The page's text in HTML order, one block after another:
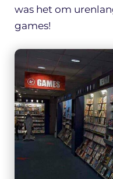
was het om
games!